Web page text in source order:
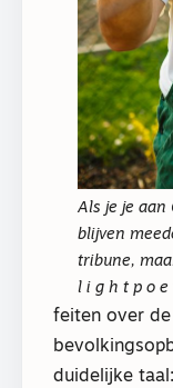
Als je je aan
blijven
tribune,
l i g h t p o
feiten over
duidelijke